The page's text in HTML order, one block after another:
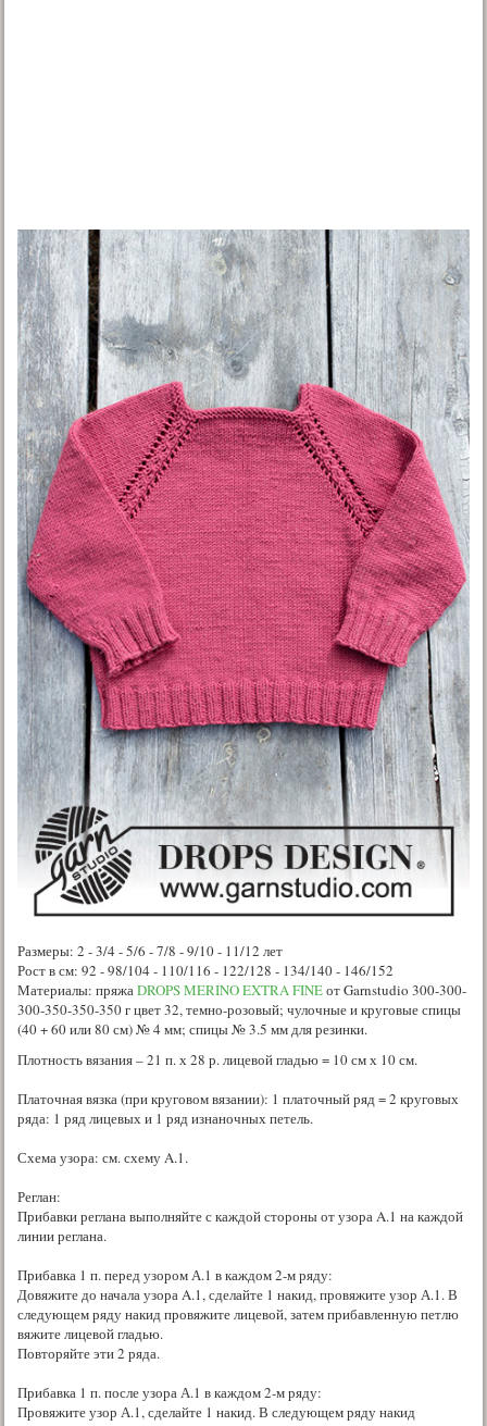
Размеры: 2 - 3/4 - 5/6 - 7/8 - 9/10 - 11/12 лет
Рост в см: 92 - 98/104 - 110/116 - 122/128 - 134/140 - 146/152
Материалы: пряжаDROPS MERINO EXTRA FINEот Garnstudio 300-300-
300-350-350-350 г цвет 32, темно-розовый; чулочные и круговые спицы
(40 + 60 или 80 см) № 4 мм; спицы № 3.5 мм для резинки.
Плотность вязания – 21 п. х 28 р. лицевой гладью = 10 см х 10 см.
Платочная вязка (при круговом вязании): 1 платочный ряд = 2 круговых
ряда: 1 ряд лицевых и 1 ряд изнаночных петель.
Схема узора: см. схему A.1.
Реглан:
Прибавки реглана выполняйте с каждой стороны от узора A.1 на каждой
линии реглана.
Прибавка 1 п. перед узором А.1 в каждом 2-м ряду:
Довяжите до начала узора A.1, сделайте 1 накид, провяжите узор А.1. В
следующем ряду накид провяжите лицевой, затем прибавленную петлю
вяжите лицевой гладью.
Повторяйте эти 2 ряда.
Прибавка 1 п. после узора А.1 в каждом 2-м ряду:
Провяжите узор А.1, сделайте 1 накид. В следующем ряду накид